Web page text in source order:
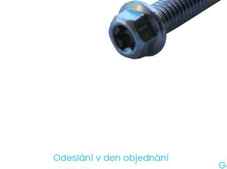
Odeslání v den objednání